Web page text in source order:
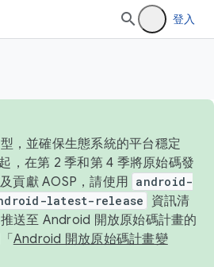
登入
，並確保生態系統的平台穩定
，在第 2 季和第 4 季將原始碼發
貢獻 AOSP，請使用 android-
latest-release
資訊清
送至 Android 開放原始碼計畫的
Android 開放原始碼計畫變